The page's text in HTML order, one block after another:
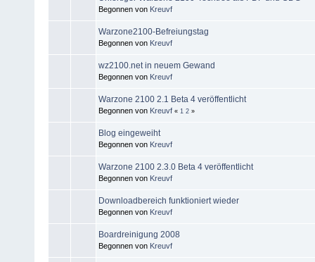
Begonnen von Kreuvf
Warzone2100-Befreiungstag
Begonnen von Kreuvf
wz2100.net in neuem Gewand
Begonnen von Kreuvf
Warzone 2100 2.1 Beta 4 veröffentlicht
Begonnen von Kreuvf « 1 2 »
Blog eingeweiht
Begonnen von Kreuvf
Warzone 2100 2.3.0 Beta 4 veröffentlicht
Begonnen von Kreuvf
Downloadbereich funktioniert wieder
Begonnen von Kreuvf
Boardreinigung 2008
Begonnen von Kreuvf